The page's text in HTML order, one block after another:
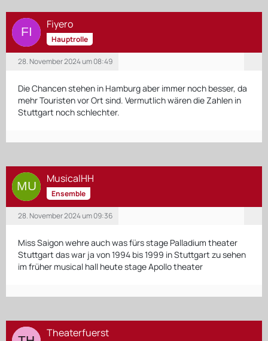
Fiyero
Hauptrolle
28. November 2024 um 08:49
Die Chancen stehen in Hamburg aber immer noch besser, da
mehr Touristen vor Ort sind. Vermutlich wären die Zahlen in
Stuttgart noch schlechter.
MusicalHH
Ensemble
28. November 2024 um 09:36
Miss Saigon wehre auch was fürs stage Palladium theater
Stuttgart das war ja von 1994 bis 1999 in Stuttgart zu sehen
im früher musical hall heute stage Apollo theater
Theaterfuerst